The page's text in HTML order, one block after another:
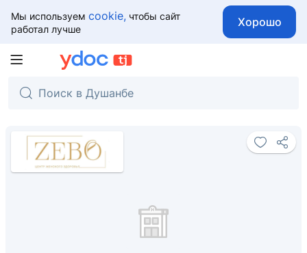
Мы используем cookie, чтобы сайт
работал лучше
Хорошо